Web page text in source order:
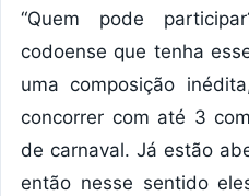
“Quem pode
codoense que tenha
uma composição
concorrer com até 3
de carnaval. Já estão
então nesse sentido